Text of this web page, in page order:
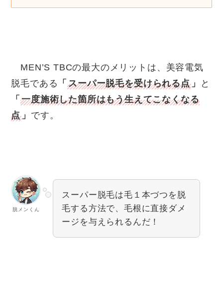
MEN’S TBCの最大のメリットは、美容電気
脱毛である 「スーパー脱毛を受けられる点」
と
「一度施術した箇所はもう生えてこなくなる
点 」 です。
脱メンくん
スーパー脱毛は毛１本づつを脱
毛する方法で、毛根に直接ダメ
ージを与えられるんだ！